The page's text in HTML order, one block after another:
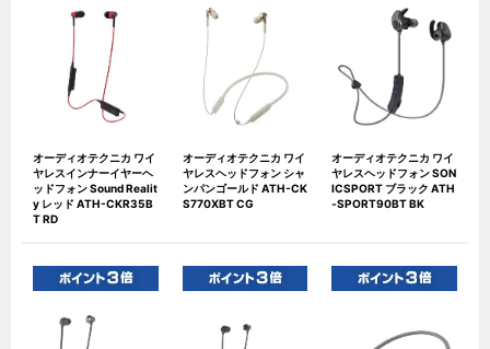
オーディオテクニカ ワイ
ヤレスインナーイヤーヘ
ッドフォン Sound Realit
y レッド ATH-CKR35B
T RD
オーディオテクニカ ワイ
ヤレスヘッドフォン シャ
ンパンゴールド ATH-CK
S770XBT CG
オーディオテクニカ ワイ
ヤレスヘッドフォン SON
ICSPORT ブラック ATH
-SPORT90BT BK